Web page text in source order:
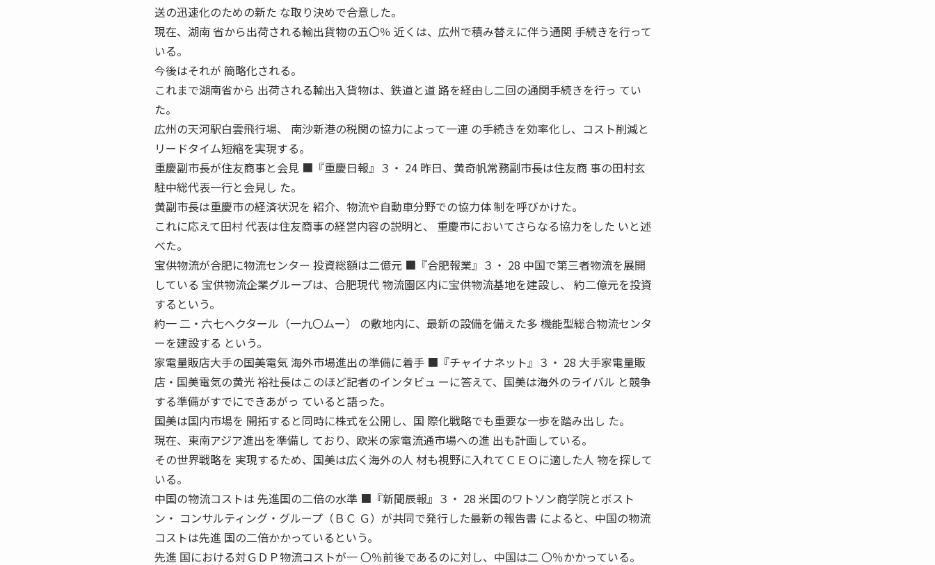
送の迅速化のための新た な取り決めで合意した。
現在、湖南 省から出荷される輸出貨物の五〇％ 近くは、広州で積み替えに伴う通関 手続きを行って
いる。
今後はそれが 簡略化される。
これまで湖南省から 出荷される輸出入貨物は、鉄道と道 路を経由し二回の通関手続きを行っ てい
た。
広州の天河駅白雲飛行場、 南沙新港の税関の協力によって一連 の手続きを効率化し、コスト削減と
リードタイム短縮を実現する。
重慶副市長が住友商事と会見 ■『重慶日報』３・ 24 昨日、黄奇帆常務副市長は住友商 事の田村玄
駐中総代表一行と会見し た。
黄副市長は重慶市の経済状況を 紹介、物流や自動車分野での協力体 制を呼びかけた。
これに応えて田村 代表は住友商事の経営内容の説明と、 重慶市においてさらなる協力をした いと述
べた。
宝供物流が合肥に物流センター 投資総額は二億元 ■『合肥報業』３・ 28 中国で第三者物流を展開
している 宝供物流企業グループは、合肥現代 物流園区内に宝供物流基地を建設し、 約二億元を投資
するという。
約一 二・六七ヘクタール（一九〇ムー） の敷地内に、最新の設備を備えた多 機能型総合物流センタ
ーを建設する という。
家電量販店大手の国美電気 海外市場進出の準備に着手 ■『チャイナネット』３・ 28 大手家電量販
店・国美電気の黄光 裕社長はこのほど記者のインタビュ ーに答えて、国美は海外のライバル と競争
する準備がすでにできあがっ ていると語った。
国美は国内市場を 開拓すると同時に株式を公開し、国 際化戦略でも重要な一歩を踏み出し た。
現在、東南アジア進出を準備し ており、欧米の家電流通市場への進 出も計画している。
その世界戦略を 実現するため、国美は広く海外の人 材も視野に入れてＣＥＯに適した人 物を探して
いる。
中国の物流コストは 先進国の二倍の水準 ■『新聞辰報』３・ 28 米国のワトソン商学院とボスト
ン・ コンサルティング・グループ（ＢＣ Ｇ）が共同で発行した最新の報告書 によると、中国の物流
コストは先進 国の二倍かかっているという。
先進 国における対ＧＤＰ物流コストが一 〇％前後であるのに対し、中国は二 〇％かかっている。